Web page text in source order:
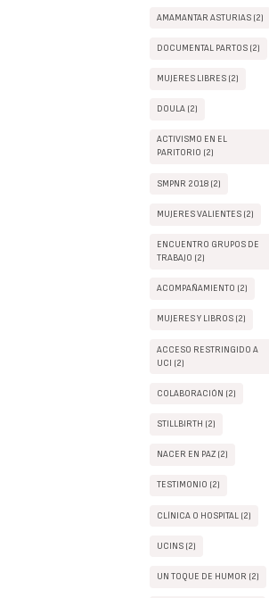
AMAMANTAR ASTURIAS (2)
DOCUMENTAL PARTOS (2)
MUJERES LIBRES (2)
DOULA (2)
ACTIVISMO EN EL
PARITORIO (2)
SMPNR 2018 (2)
MUJERES VALIENTES (2)
ENCUENTRO GRUPOS DE
TRABAJO (2)
ACOMPAÑAMIENTO (2)
MUJERES Y LIBROS (2)
ACCESO RESTRINGIDO A
UCI (2)
COLABORACIÓN (2)
STILLBIRTH (2)
NACER EN PAZ (2)
TESTIMONIO (2)
CLÍNICA O HOSPITAL (2)
UCINS (2)
UN TOQUE DE HUMOR (2)